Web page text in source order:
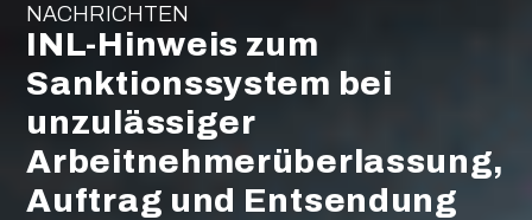
NACHRICHTEN
INL-Hinweis zum
Sanktionssystem bei
unzulässiger
Arbeitnehmerüberlassung,
Auftrag und Entsendung